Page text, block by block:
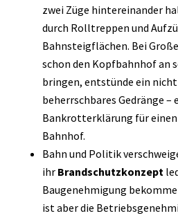
zwei Züge hintereinander
durch Rolltreppen und
Bahnsteigflächen. Bei
schon den Kopfbahnhof an
bringen, entstünde ein
beherrschbares Gedränge –
Bankrotterklärung für
Bahnhof.
Bahn und Politik
ihr Brandschutzkonzept
Baugenehmigung
ist aber die